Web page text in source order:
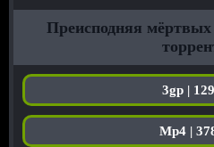
Преисподняя
3gp |
Mp4 |